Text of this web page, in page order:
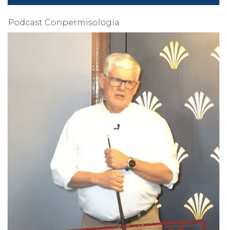
Podcast Conpermisología